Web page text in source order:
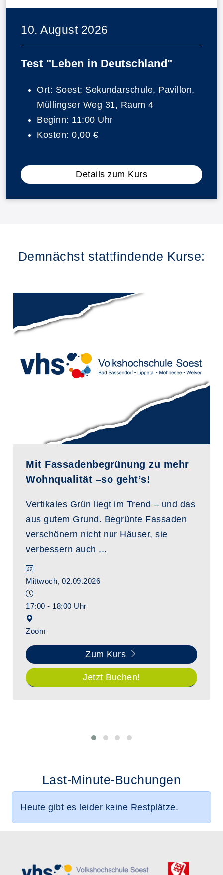
10. August 2026
Test "Leben in Deutschland"
Ort: Soest; Sekundarschule, Pavillon,
Müllingser Weg 31, Raum 4
Beginn: 11:00 Uhr
Kosten: 0,00 €
Details zum Kurs
Demnächst stattfindende Kurse:
Mit Fassadenbegrünung zu mehr
Wohnqualität –so geht’s!
Vertikales Grün liegt im Trend – und das
aus gutem Grund. Begrünte Fassaden
verschönern nicht nur Häuser, sie
verbessern auch ...
Mittwoch, 02.09.2026
17:00 - 18:00 Uhr
Zoom
Zum Kurs
Jetzt Buchen!
Last-Minute-Buchungen
Heute gibt es leider keine Restplätze.